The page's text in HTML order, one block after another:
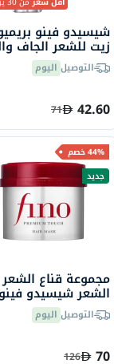
شيسيدو فينو
ملالتوصيل اليوم
42.60
71
44% خصم
جديد
مجموعة قناع
الشعر شيسيدو
تاتشالتوصيل اليوم
70
126